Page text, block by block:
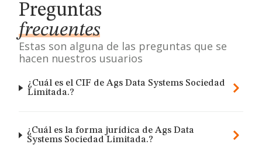
Preguntas
frecuentes
Estas son alguna de las preguntas que se
hacen nuestros usuarios
¿Cuál es el CIF de Ags Data Systems Sociedad
Limitada.?
¿Cuál es la forma jurídica de Ags Data
Systems Sociedad Limitada.?